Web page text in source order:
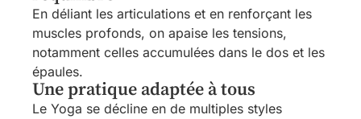
En déliant les articulations et en renforçant les
muscles profonds, on apaise les tensions,
notamment celles accumulées dans le dos et les
épaules.
Une pratique adaptée à tous
Le Yoga se décline en de multiples styles